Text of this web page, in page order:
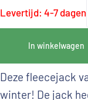
Levertijd: 4-7 dagen
In winkelwagen
Deze fleecejack
winter! De jack